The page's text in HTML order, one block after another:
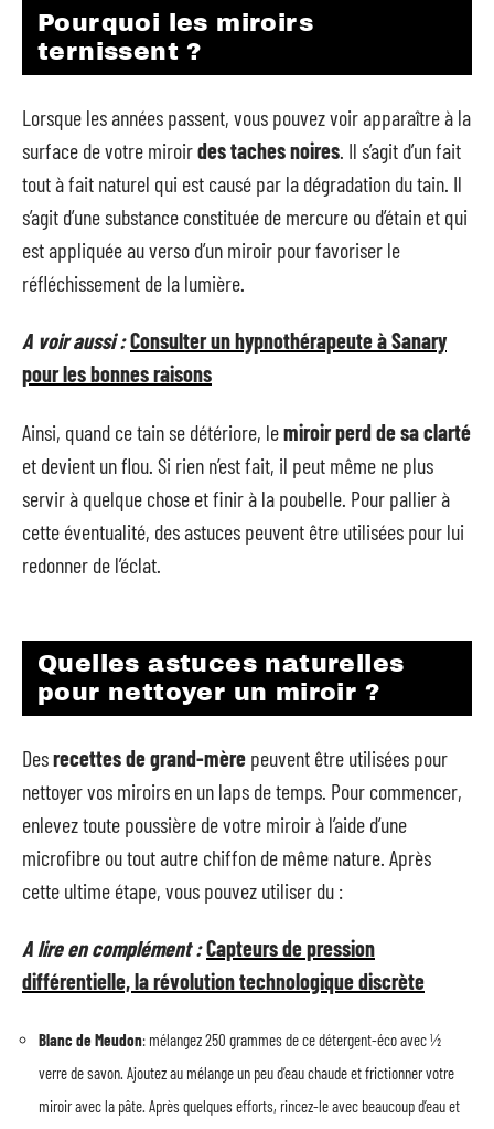
Pourquoi les miroirs
ternissent ?
Lorsque les années passent, vous pouvez voir apparaître à la
surface de votre miroirdestaches noires . Il s’agit d’un fait
tout à fait naturel qui est causé par la dégradation du tain. Il
s’agit d’une substance constituée de mercure ou d’étain et qui
est appliquée au verso d’un miroir pour favoriser le
réfléchissement de la lumière.
A voir aussi :Consulter un hypnothérapeute à Sanary
pour les bonnes raisons
Ainsi, quand ce tain se détériore, lemiroir perd de sa clarté
et devient un flou. Si rien n’est fait, il peut même ne plus
servir à quelque chose et finir à la poubelle. Pour pallier à
cette éventualité, des astuces peuvent être utilisées pour lui
redonner de l’éclat.
Quelles astuces naturelles
pour nettoyer un miroir ?
Desrecettes de grand-mère peuvent être utilisées pour
nettoyer vos miroirs en un laps de temps. Pour commencer,
enlevez toute poussière de votre miroir à l’aide d’une
microfibre ou tout autre chiffon de même nature. Après
cette ultime étape, vous pouvez utiliser du :
A lire en complément :Capteurs de pression
différentielle, la révolution technologique discrète
Blanc de Meudon: mélangez 250 grammes de ce détergent-éco avec ½
verre de savon. Ajoutez au mélange un peu d’eau chaude et frictionner votre
miroir avec la pâte. Après quelques efforts, rincez-le avec beaucoup d’eau et